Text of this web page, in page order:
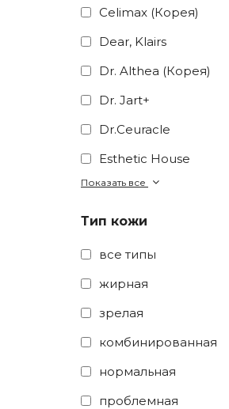
Celimax (Корея)
Dear, Klairs
Dr. Althea (Корея)
Dr. Jart+
Dr.Ceuracle
Esthetic House
Показать все
Тип кожи
все типы
жирная
зрелая
комбинированная
нормальная
проблемная